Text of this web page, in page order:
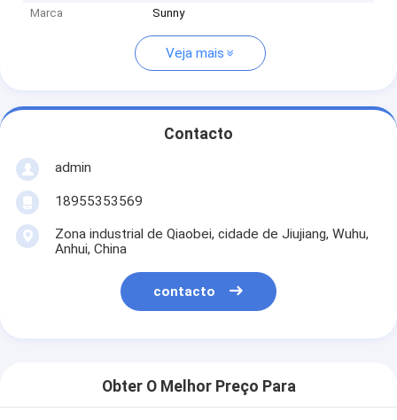
Marca
Sunny
Veja mais
Contacto
admin
18955353569
Zona industrial de Qiaobei, cidade de Jiujiang, Wuhu,
Anhui, China
contacto
Obter O Melhor Preço Para